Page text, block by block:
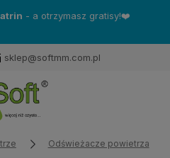
- a otrzymasz gratisy!❤️
sklep@softmm.com.pl
Odświeżacze powietrza